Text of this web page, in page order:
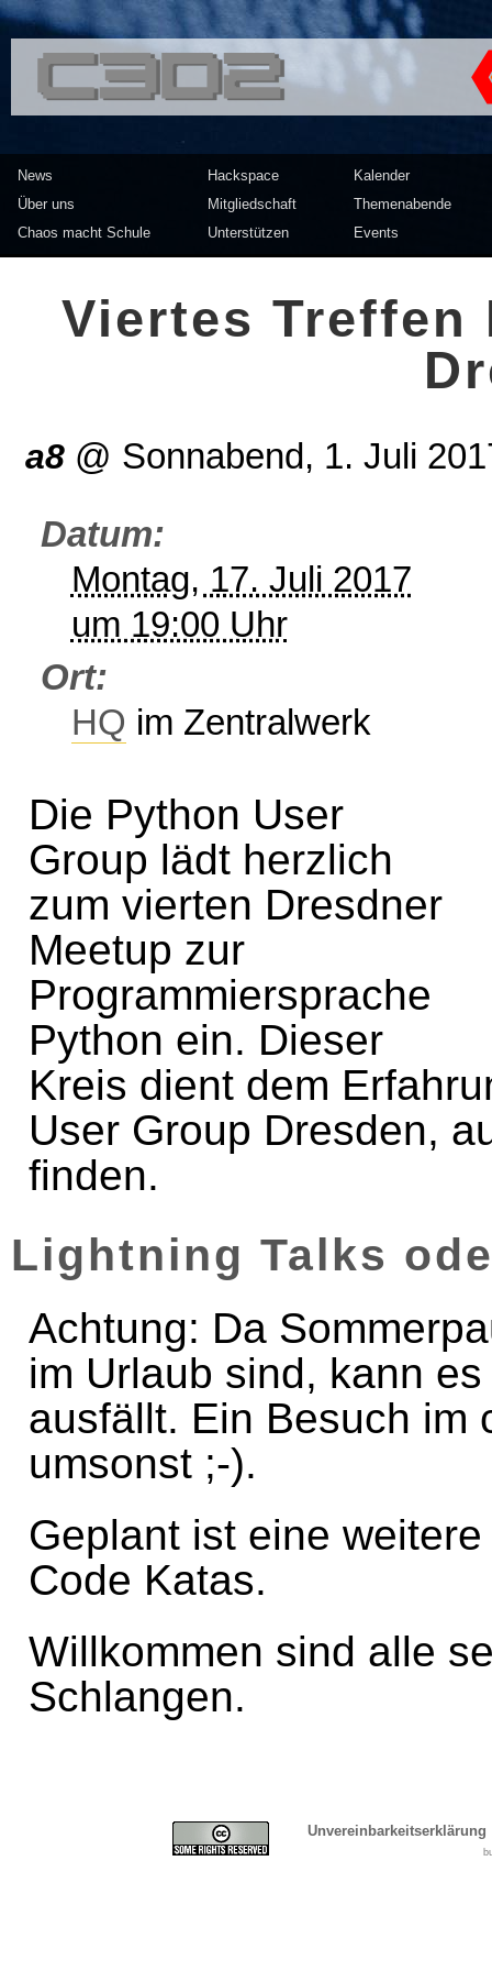
<<</>> Chaos Computer
News
Über uns
Chaos macht Schule
Hackspace
Mitgliedschaft
Unterstützen
Kalender
Themenabende
Events
Viertes Treffen
a8 @ Sonnabend, 1. Juli
Datum
Montag, 17. Juli 2017
um 19:00 Uhr
Ort
HQ im Zentralwerk
Die Python User
Group lädt herzlich
zum vierten Dresdner
Meetup zur
Programmiersprache
Python ein. Dieser
Kreis dient dem
User Group Dresden,
finden.
Lightning Talks
Achtung: Da
im Urlaub sind, kann
ausfällt. Ein Besuch im
umsonst ;-).
Geplant ist eine
Code Katas.
Willkommen sind alle
Schlangen.
Unvereinbarkeitserklärung